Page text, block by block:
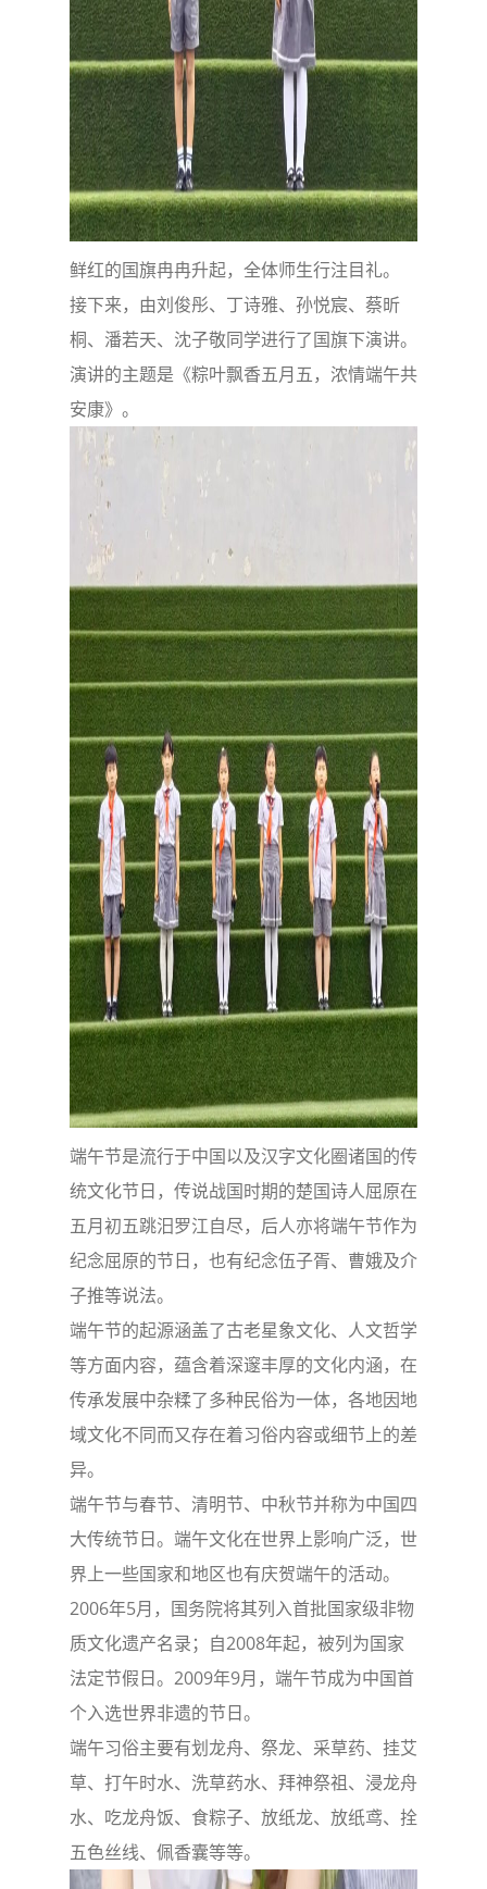
鲜红的国旗冉冉升起，全体师生行注目礼。
接下来，由刘俊彤、丁诗雅、孙悦宸、蔡昕
桐、潘若天、沈子敬同学进行了国旗下演讲。
演讲的主题是《粽叶飘香五月五，浓情端午共
安康》。
端午节是流行于中国以及汉字文化圈诸国的传
统文化节日，传说战国时期的楚国诗人屈原在
五月初五跳汨罗江自尽，后人亦将端午节作为
纪念屈原的节日，也有纪念伍子胥、曹娥及介
子推等说法。
端午节的起源涵盖了古老星象文化、人文哲学
等方面内容，蕴含着深邃丰厚的文化内涵，在
传承发展中杂糅了多种民俗为一体，各地因地
域文化不同而又存在着习俗内容或细节上的差
异。
端午节与春节、清明节、中秋节并称为中国四
大传统节日。端午文化在世界上影响广泛，世
界上一些国家和地区也有庆贺端午的活动。
2006年5月，国务院将其列入首批国家级非物
质文化遗产名录；自2008年起，被列为国家
法定节假日。2009年9月，端午节成为中国首
个入选世界非遗的节日。
端午习俗主要有划龙舟、祭龙、采草药、挂艾
草、打午时水、洗草药水、拜神祭祖、浸龙舟
水、吃龙舟饭、食粽子、放纸龙、放纸鸢、拴
五色丝线、佩香囊等等。